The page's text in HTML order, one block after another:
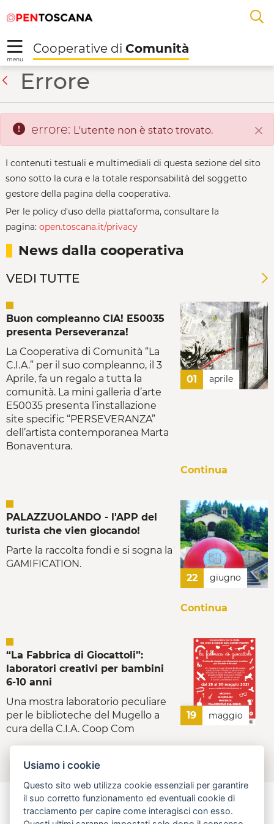
Skip to Main Content
alal
menu
Cooperative di Comunità
La C.I.A - Cooperative
Errore
errore: L'utente non è stato trovato.
I contenuti testuali e multimediali di questa sezione del sito
sono sotto la cura e la totale responsabilità del soggetto
gestore della pagina della cooperativa.
Per le policy d'uso della piattaforma, consultare la
pagina: open.toscana.it/privacy
News dalla cooperativa
VEDI TUTTE
01 aprile
Buon compleanno CIA! E50035
presenta Perseveranza!
La Cooperativa di Comunità “La
C.I.A.” per il suo compleanno, il 3
Aprile, fa un regalo a tutta la
comunità. La mini galleria d’arte
E50035 presenta l’installazione
site specific “PERSEVERANZA”
dell’artista contemporanea Marta
Bonaventura.
Continua
22 giugno
PALAZZUOLANDO - l'APP del
turista che vien giocando!
Parte la raccolta fondi e si sogna la
GAMIFICATION.
Continua
19 maggio
“La Fabbrica di Giocattoli”:
laboratori creativi per bambini
6-10 anni
Una mostra laboratorio peculiare
per le biblioteche del Mugello a
cura della C.I.A. Coop Com
Usiamo i cookie
Questo sito web utilizza cookie essenziali per garantire
il suo corretto funzionamento ed eventuali cookie di
tracciamento per capire come interagisci con esso.